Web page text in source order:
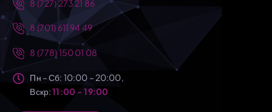
8 (727) 273 21 86
8 (701) 611 94 49
8 (778) 150 01 08
Пн – Сб: 10:00 – 20:00,
Вскр:11:00 - 19:00